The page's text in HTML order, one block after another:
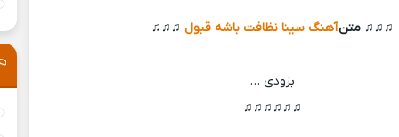
♫♫♫ متنآهنگ سینا نظافت باشه قبول ♫♫♫
بزودی …
♫♫♫♫♫♫